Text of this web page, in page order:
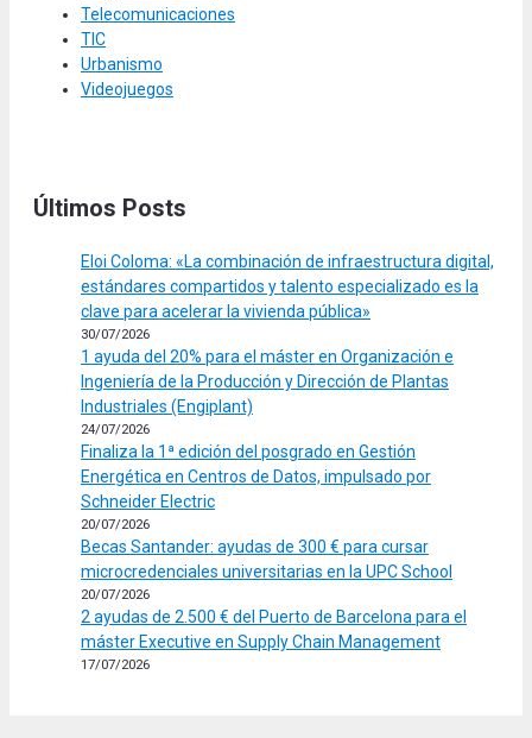
Telecomunicaciones
TIC
Urbanismo
Videojuegos
Últimos Posts
Eloi Coloma: «La combinación de infraestructura digital,
estándares compartidos y talento especializado es la
clave para acelerar la vivienda pública»
30/07/2026
1 ayuda del 20% para el máster en Organización e
Ingeniería de la Producción y Dirección de Plantas
Industriales (Engiplant)
24/07/2026
Finaliza la 1ª edición del posgrado en Gestión
Energética en Centros de Datos, impulsado por
Schneider Electric
20/07/2026
Becas Santander: ayudas de 300 € para cursar
microcredenciales universitarias en la UPC School
20/07/2026
2 ayudas de 2.500 € del Puerto de Barcelona para el
máster Executive en Supply Chain Management
17/07/2026